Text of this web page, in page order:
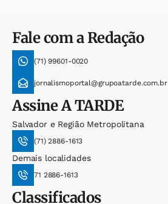
Fale com a Redação
(71) 99601-0020
jornalismoportal@grupoatarde.com.br
AssineA TARDE
Salvador e Região Metropolitana
(71) 2886-1613
Demais localidades
71 2886-1613
Classificados